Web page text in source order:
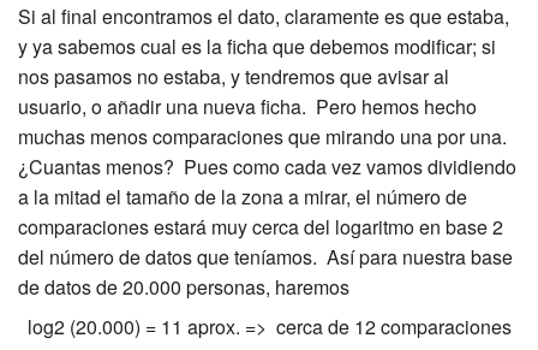
Si al final encontramos el dato, claramente es que estaba,
y ya sabemos cual es la ficha que debemos modificar; si
nos pasamos no estaba, y tendremos que avisar al
usuario, o añadir una nueva ficha. Pero hemos hecho
muchas menos comparaciones que mirando una por una.
¿Cuantas menos? Pues como cada vez vamos dividiendo
a la mitad el tamaño de la zona a mirar, el número de
comparaciones estará muy cerca del logaritmo en base 2
del número de datos que teníamos. Así para nuestra base
de datos de 20.000 personas, haremos
log2 (20.000) = 11 aprox. => cerca de 12 comparaciones